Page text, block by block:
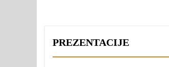
PREZENTACIJE